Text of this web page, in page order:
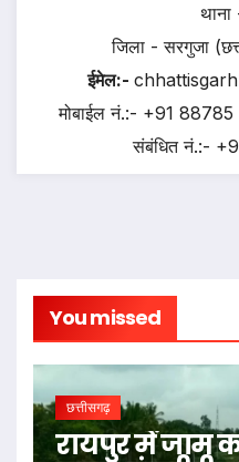
जिला - सरगुजा
ईमेल:-
मोबाईल नं.:- +91
संबंधित नं.:-
You missed
छत्तीसगढ़
रायपुर में जाम